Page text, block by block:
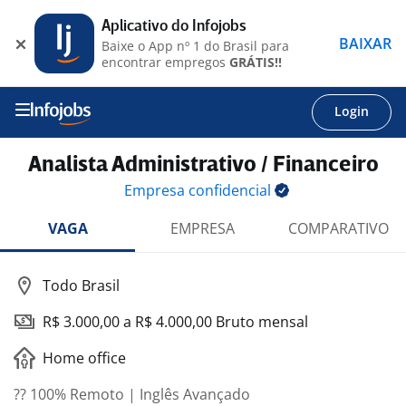
Login
Analista Administrativo / Financeiro
Empresa confidencial
VAGA
EMPRESA COMPARATIVO
Todo Brasil
R$ 3.000,00 a R$ 4.000,00 Bruto mensal
Home office
?? 100% Remoto | Inglês Avançado
Aplicativo do Infojobs
Baixe o App nº 1 do Brasil para
encontrar empregos GRÁTIS!!
BAIXAR